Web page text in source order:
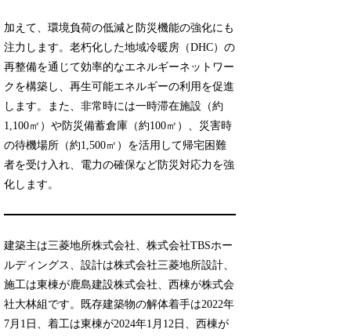
加えて、環境負荷の低減と防災機能の強化にも
注力します。老朽化した地域冷暖房（DHC）の
再整備を通じて効率的なエネルギーネットワー
クを構築し、再生可能エネルギーの利用を促進
します。また、非常時には一時滞在施設（約
1,100㎡）や防災備蓄倉庫（約100㎡）、災害時
の待機場所（約1,500㎡）を活用して帰宅困難
者を受け入れ、電力の確保など防災対応力を強
化します。
建築主は三菱地所株式会社、株式会社TBSホー
ルディングス、設計は株式会社三菱地所設計、
施工は東棟が鹿島建設株式会社、西棟が株式会
社大林組です。既存建築物の解体着手は2022年
7月1日、着工は東棟が2024年1月12日、西棟が